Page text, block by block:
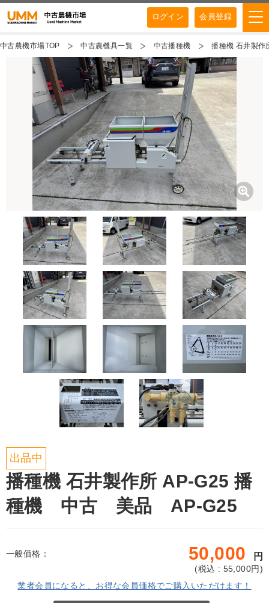
ログイン 会員登録
中古農機市場TOP 中古農機具一覧 中古播種機 播種機 石井製
出品中
播種機 石井製作所 AP-G25 播
種機 中古 美品 AP-G25
一般価格： 50,000 円
(税込 : 55,000円)
業者会員になると、お得な会員価格でご購入いただけます！